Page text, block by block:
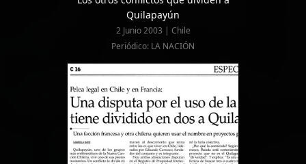
Quilapayún
2 Junio 2003 | Chile
Periódico: LA NACIÓN